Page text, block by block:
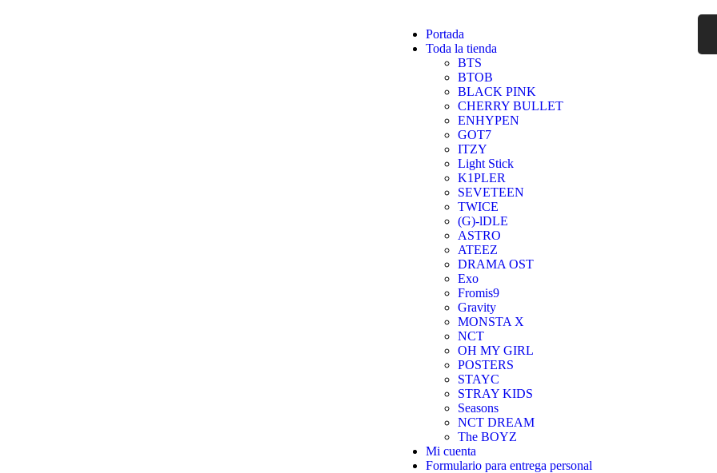
Portada
Toda la tienda
BTS
BTOB
BLACK PINK
CHERRY BULLET
ENHYPEN
GOT7
ITZY
Light Stick
K1PLER
SEVETEEN
TWICE
(G)-lDLE
ASTRO
ATEEZ
DRAMA OST
Exo
Fromis9
Gravity
MONSTA X
NCT
OH MY GIRL
POSTERS
STAYC
STRAY KIDS
Seasons
NCT DREAM
The BOYZ
Mi cuenta
Formulario para entrega personal